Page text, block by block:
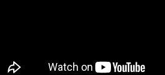
FIÈRE, DIGNE
Dvir